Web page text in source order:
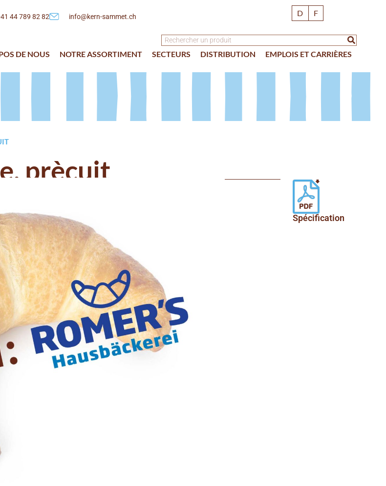
44 789 82 82 info@kern-sammet.ch D F
DE NOUS NOTRE ASSORTIMENT SECTEURS DISTRIBUTION EMPLOIS ET CARRIÈRES
prècuit
Spécification